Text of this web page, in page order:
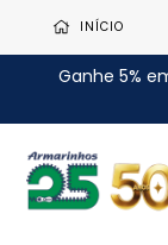
INÍCIO
Ganhe 5%